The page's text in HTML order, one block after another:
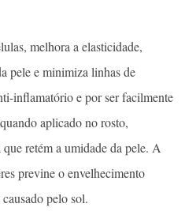
melhora a elasticidade,
pele e minimiza linhas de
inflamatório e por ser facilmente
aplicado no rosto,
retém a umidade da pele. A
previne o envelhecimento
pelo sol.